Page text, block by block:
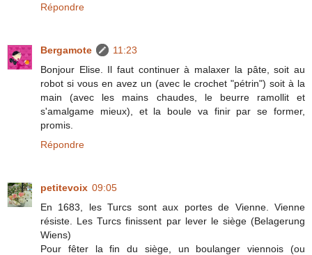
Répondre
Bergamote
11:23
Bonjour Elise. Il faut continuer à malaxer la pâte, soit au
robot si vous en avez un (avec le crochet "pétrin") soit à la
main (avec les mains chaudes, le beurre ramollit et
s'amalgame mieux), et la boule va finir par se former,
promis.
Répondre
petitevoix 09:05
En 1683, les Turcs sont aux portes de Vienne. Vienne
résiste. Les Turcs finissent par lever le siège (Belagerung
Wiens)
Pour fêter la fin du siège, un boulanger viennois (ou